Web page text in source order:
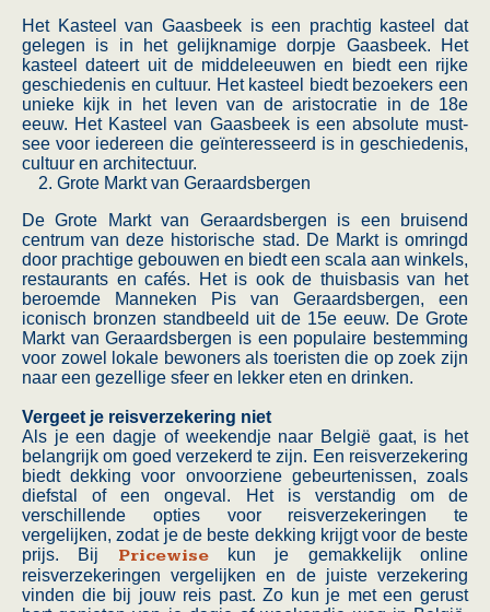
Het Kasteel van Gaasbeek is een prachtig kasteel dat
gelegen is in het gelijknamige dorpje Gaasbeek. Het
kasteel dateert uit de middeleeuwen en biedt een rijke
geschiedenis en cultuur. Het kasteel biedt bezoekers een
unieke kijk in het leven van de aristocratie in de 18e
eeuw. Het Kasteel van Gaasbeek is een absolute must-
see voor iedereen die geïnteresseerd is in geschiedenis,
cultuur en architectuur.
Grote Markt van Geraardsbergen
De Grote Markt van Geraardsbergen is een bruisend
centrum van deze historische stad. De Markt is omringd
door prachtige gebouwen en biedt een scala aan winkels,
restaurants en cafés. Het is ook de thuisbasis van het
beroemde Manneken Pis van Geraardsbergen, een
iconisch bronzen standbeeld uit de 15e eeuw. De Grote
Markt van Geraardsbergen is een populaire bestemming
voor zowel lokale bewoners als toeristen die op zoek zijn
naar een gezellige sfeer en lekker eten en drinken.
Vergeet je reisverzekering niet
Als je een dagje of weekendje naar België gaat, is het
belangrijk om goed verzekerd te zijn. Een reisverzekering
biedt dekking voor onvoorziene gebeurtenissen, zoals
diefstal of een ongeval. Het is verstandig om de
verschillende opties voor reisverzekeringen te
vergelijken, zodat je de beste dekking krijgt voor de beste
prijs. Bij Pricewisekun je gemakkelijk online
reisverzekeringen vergelijken en de juiste verzekering
vinden die bij jouw reis past. Zo kun je met een gerust